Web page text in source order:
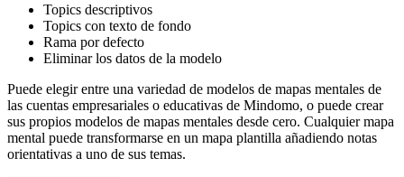
Topics descriptivos
Topics con texto de fondo
Rama por defecto
Eliminar los datos de la modelo
Puede elegir entre una variedad de modelos de mapas mentales de
las cuentas empresariales o educativas de Mindomo, o puede crear
sus propios modelos de mapas mentales desde cero. Cualquier mapa
mental puede transformarse en un mapa plantilla añadiendo notas
orientativas a uno de sus temas.